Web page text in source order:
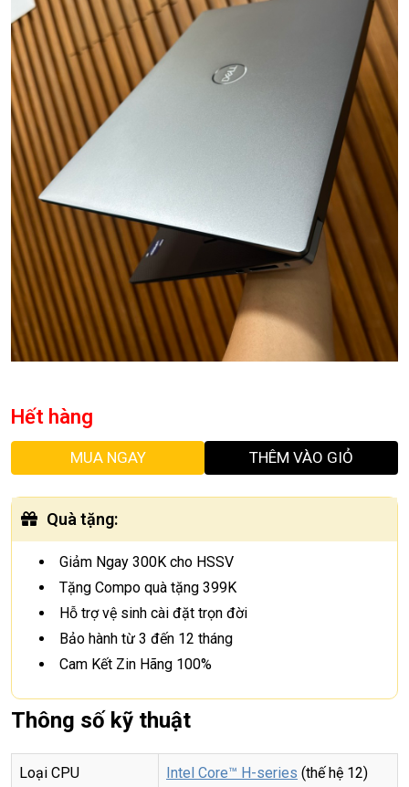
Hết hàng
MUA NGAY THÊM VÀO GIỎ
Quà tặng:
Giảm Ngay 300K cho HSSV
Tặng Compo quà tặng 399K
Hỗ trợ vệ sinh cài đặt trọn đời
Bảo hành từ 3 đến 12 tháng
Cam Kết Zin Hãng 100%
Thông số kỹ thuật
Loại CPU Intel Core™ H-series (thế hệ 12)